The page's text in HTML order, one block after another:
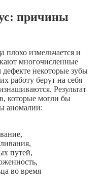
причины
измельчается и
многочисленные
некоторые зубы
работу берут на себя
Результат
которые могли бы
аномалии:
путей,
во время